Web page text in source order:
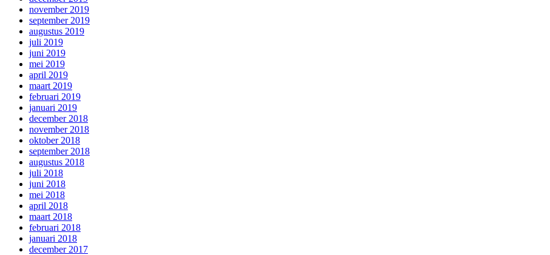
november 2019
september 2019
augustus 2019
juli 2019
juni 2019
mei 2019
april 2019
maart 2019
februari 2019
januari 2019
december 2018
november 2018
oktober 2018
september 2018
augustus 2018
juli 2018
juni 2018
mei 2018
april 2018
maart 2018
februari 2018
januari 2018
december 2017